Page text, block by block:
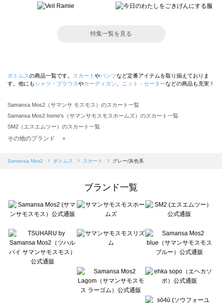
特集一覧を見る
ボトムスの商品一覧です。 スカート やパンツなど定番アイテムを取り揃えておりま
す。他にもシャツ・ブラウスやカーディガン ニット・セーターなどの商品も充実！
Samansa Mos2（サマンサ モスモス）のスカート一覧
Samansa Mos2 home's（サマンサモスモスホームズ）のスカート一覧
SM2（エスエムツー）のスカート一覧
TSUHARU by Samansa Mos2（ツハルバイサマンサモスモス）のスカート一覧
Samansa Mos2 blue（サマンサモスモス ブルー）のスカート一覧
sō4ū（ソウフォーユー）のスカート一覧
Te chichi（テチチ）のスカート一覧
Te chichi CLASSIC（テチチ クラシック）のスカート一覧
Lugnoncure（ルノンキュール）のスカート一覧
BETTY'S BLUE（べティーズブルー）のスカート一覧
Wpc.（ワールドパーティー）のスカート一覧
その他のブランド ＋
Samansa Mos2 ボトムス スカート グレー/灰色系
ブランド一覧